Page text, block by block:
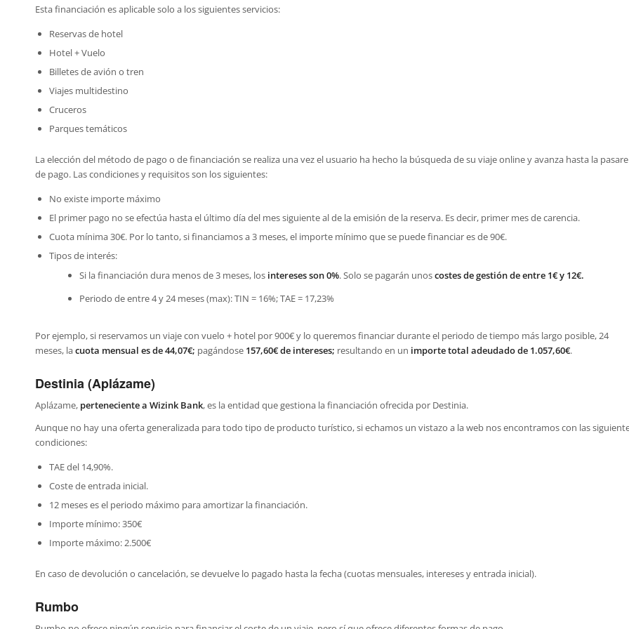
Esta financiación es aplicable solo a los siguientes servicios:
Reservas de hotel
Hotel + Vuelo
Billetes de avión o tren
Viajes multidestino
Cruceros
Parques temáticos
La elección del método de pago o de financiación se realiza una vez el usuario ha hecho la búsqueda de su viaje online y avanza hasta la
de pago. Las condiciones y requisitos son los siguientes:
No existe importe máximo
El primer pago no se efectúa hasta el último día del mes siguiente al de la emisión de la reserva. Es decir, primer mes de carencia.
Cuota mínima 30€. Por lo tanto, si financiamos a 3 meses, el importe mínimo que se puede financiar es de 90€.
Tipos de interés:
Si la financiación dura menos de 3 meses, los interesesson0%. Solo se pagarán unoscostes de gestión de entre 1€ y 12€.
Periodo de entre 4 y 24 meses (max): TIN = 16%; TAE = 17,23%
Por ejemplo, si reservamos un viaje con vuelo + hotel por 900€ y lo queremos financiar durante el periodo de tiempo más largo posible, 24
meses, lacuota mensual es de 44,07€; pagándose 157,60€ de intereses; resultando en un importe total adeudado de 1.057,60€.
Destinia (Aplázame)
Aplázame, perteneciente a Wizink Bank, es la entidad que gestiona la financiación ofrecida por Destinia.
Aunque no hay una oferta generalizada para todo tipo de producto turístico, si echamos un vistazo a la web nos encontramos con las
condiciones:
TAE del 14,90%.
Coste de entrada inicial.
12 meses es el periodo máximo para amortizar la financiación.
Importe mínimo: 350€
Importe máximo: 2.500€
En caso de devolución o cancelación, se devuelve lo pagado hasta la fecha (cuotas mensuales, intereses y entrada inicial).
Rumbo